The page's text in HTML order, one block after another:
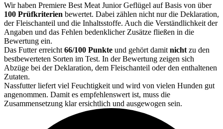
Wir haben Premiere Best Meat Junior Geflügel auf Basis von über
100 Prüfkriterien bewertet. Dabei zählen nicht nur die Deklaration,
der Fleischanteil und die Inhaltsstoffe. Auch die Verständlichkeit der
Angaben und das Fehlen bedenklicher Zusätze fließen in die
Bewertung ein.
Das Futter erreicht 66/100 Punkte und gehört damit nicht zu den
bestbewerteten Sorten im Test. In der Bewertung zeigen sich
Abzüge bei der Deklaration, dem Fleischanteil oder den enthaltenen
Zutaten.
Nassfutter liefert viel Feuchtigkeit und wird von vielen Hunden gut
angenommen. Damit es empfehlenswert ist, muss die
Zusammensetzung klar ersichtlich und ausgewogen sein.